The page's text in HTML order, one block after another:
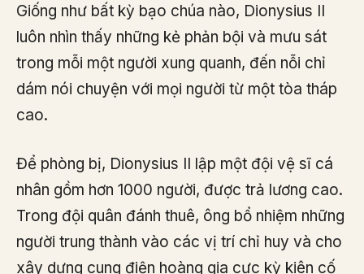
Giống như bất kỳ bạo chúa nào, Dionysius II
luôn nhìn thấy những kẻ phản bội và mưu sát
trong mỗi một người xung quanh, đến nỗi chỉ
dám nói chuyện với mọi người từ một tòa tháp
cao.
Để phòng bị, Dionysius II lập một đội vệ sĩ cá
nhân gồm hơn 1000 người, được trả lương cao.
Trong đội quân đánh thuê, ông bổ nhiệm những
người trung thành vào các vị trí chỉ huy và cho
xây dựng cung điện hoàng gia cực kỳ kiên cố